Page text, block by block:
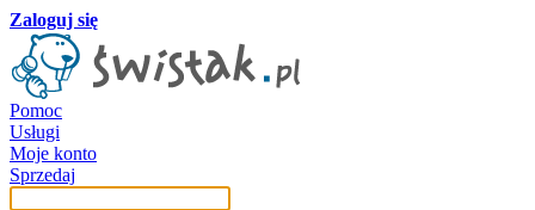
Zaloguj się
Pomoc
Usługi
Moje konto
Sprzedaj